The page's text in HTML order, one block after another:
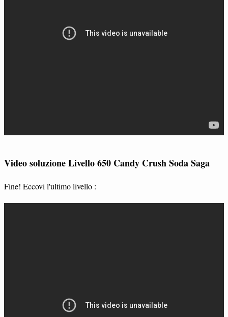
Video soluzione Livello 650 Candy Crush Soda Saga
Fine! Eccovi l'ultimo livello :